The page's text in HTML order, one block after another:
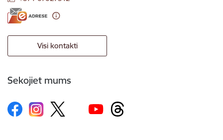
Visi kontakti
Sekojiet mums